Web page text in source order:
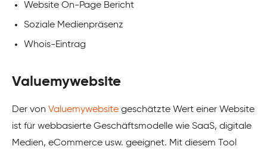
Website On-Page Bericht
Soziale Medienpräsenz
Whois-Eintrag
Valuemywebsite
Der von Valuemywebsite geschätzte Wert einer Website
ist für webbasierte Geschäftsmodelle wie SaaS, digitale
Medien, eCommerce usw. geeignet. Mit diesem Tool